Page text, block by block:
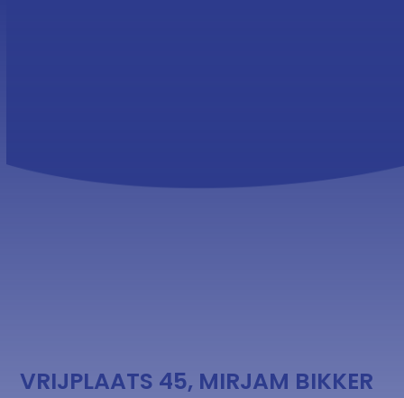
VRIJPLAATS 45, MIRJAM BIKKER